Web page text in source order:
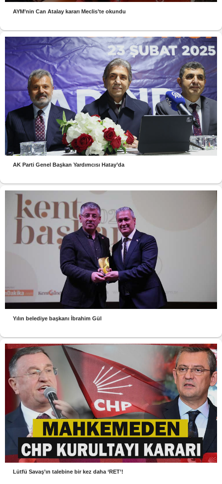
AYM’nin Can Atalay kararı Meclis’te okundu
AK Parti Genel Başkan Yardımcısı Hatay’da
Yılın belediye başkanı İbrahim Gül
Lütfü Savaş’ın talebine bir kez daha ‘RET’!